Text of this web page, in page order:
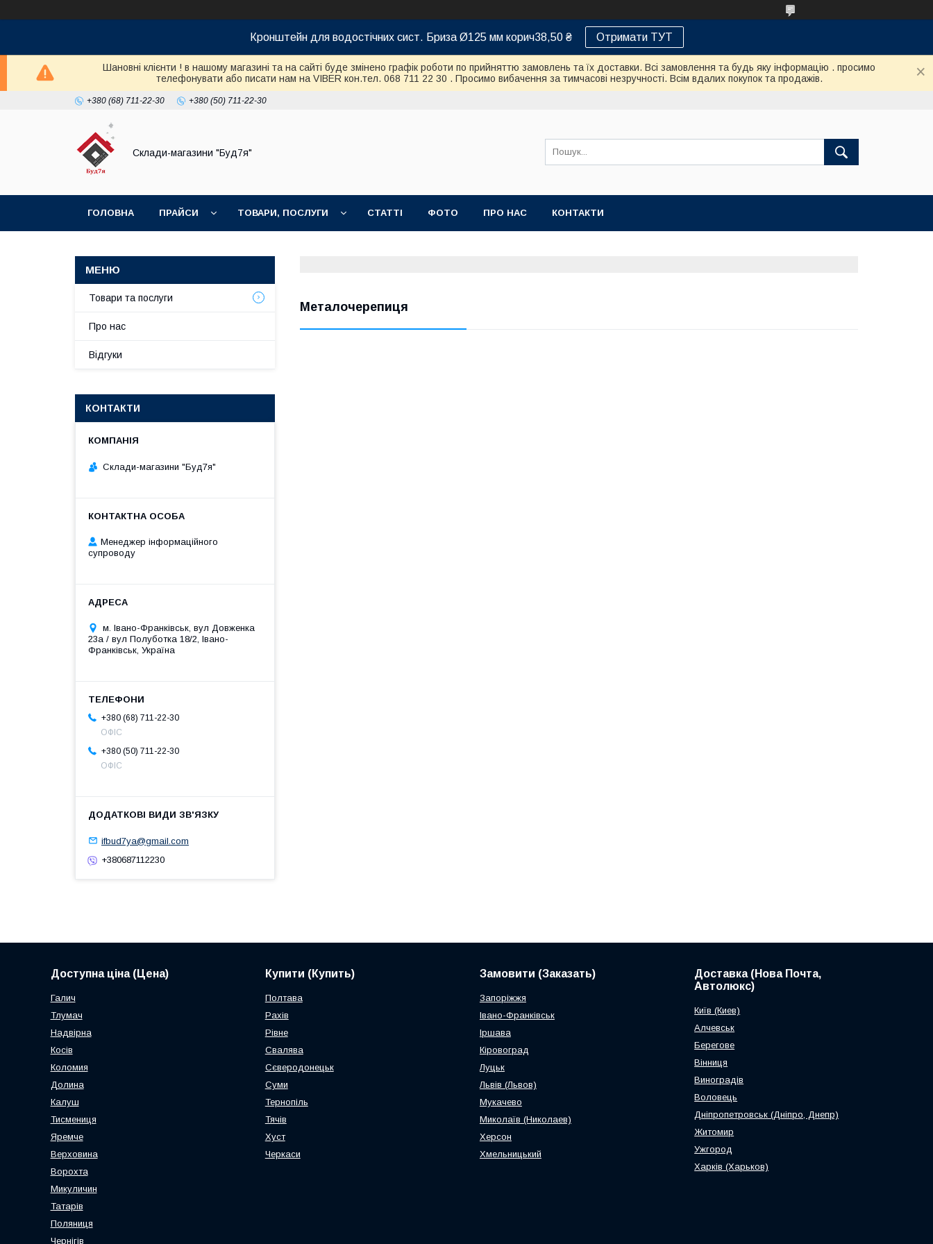
Кронштейн для водостічних сист. Бриза Ø125 мм корич38,50 ₴ Отримати ТУТ
Шановні клієнти ! в нашому магазині та на сайті буде змінено графік роботи по прийняттю замовлень та їх доставки. Всі замовлення та будь яку інформацію . просимо
телефонувати або писати нам на VIBER кон.тел. 068 711 22 30 . Просимо вибачення за тимчасові незручності. Всім вдалих покупок та продажів.
+380 (68) 711-22-30 +380 (50) 711-22-30
Склади-магазини "Буд7я"
ГОЛОВНА ПРАЙСИ ТОВАРИ, ПОСЛУГИ СТАТТІ ФОТО ПРО НАС КОНТАКТИ
Металочерепиця
Товари та послуги
Про нас
Відгуки
КОНТАКТИ
Склади-магазини "Буд7я"
Менеджер інформаційного
супроводу
м. Івано-Франківськ, вул Довженка
23а / вул Полуботка 18/2, Івано-
Франківськ, Україна
+380 (68) 711-22-30
ОФІС
+380 (50) 711-22-30
ОФІС
ifbud7ya@gmail.com
+380687112230
Доступна ціна (Цена)
Галич
Тлумач
Надвірна
Косів
Коломия
Долина
Калуш
Тисмениця
Яремче
Верховина
Ворохта
Микуличин
Татарів
Поляниця
Чернігів
Купити (Купить)
Полтава
Рахів
Рівне
Свалява
Сєверодонецьк
Суми
Тернопіль
Тячів
Хуст
Черкаси
Замовити (Заказать)
Запоріжжя
Івано-Франківськ
Іршава
Кіровоград
Луцьк
Львів (Львов)
Мукачево
Миколаїв (Николаев)
Херсон
Хмельницький
Доставка (Нова Почта,
Автолюкс)
Київ (Киев)
Алчевськ
Берегове
Вінниця
Виноградів
Воловець
Дніпропетровськ (Дніпро, Днепр)
Житомир
Ужгород
Харків (Харьков)